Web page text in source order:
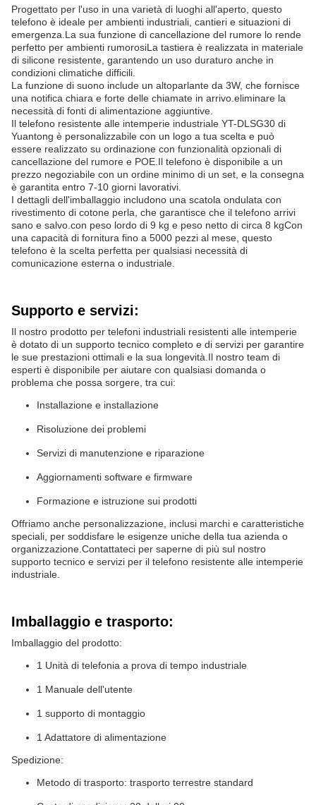
Progettato per l'uso in una varietà di luoghi all'aperto, questo
telefono è ideale per ambienti industriali, cantieri e situazioni di
emergenza.La sua funzione di cancellazione del rumore lo rende
perfetto per ambienti rumorosiLa tastiera è realizzata in materiale
di silicone resistente, garantendo un uso duraturo anche in
condizioni climatiche difficili.
La funzione di suono include un altoparlante da 3W, che fornisce
una notifica chiara e forte delle chiamate in arrivo.eliminare la
necessità di fonti di alimentazione aggiuntive.
Il telefono resistente alle intemperie industriale YT-DLSG30 di
Yuantong è personalizzabile con un logo a tua scelta e può
essere realizzato su ordinazione con funzionalità opzionali di
cancellazione del rumore e POE.Il telefono è disponibile a un
prezzo negoziabile con un ordine minimo di un set, e la consegna
è garantita entro 7-10 giorni lavorativi.
I dettagli dell'imballaggio includono una scatola ondulata con
rivestimento di cotone perla, che garantisce che il telefono arrivi
sano e salvo.con peso lordo di 9 kg e peso netto di circa 8 kgCon
una capacità di fornitura fino a 5000 pezzi al mese, questo
telefono è la scelta perfetta per qualsiasi necessità di
comunicazione esterna o industriale.
Supporto e servizi:
Il nostro prodotto per telefoni industriali resistenti alle intemperie
è dotato di un supporto tecnico completo e di servizi per garantire
le sue prestazioni ottimali e la sua longevità.Il nostro team di
esperti è disponibile per aiutare con qualsiasi domanda o
problema che possa sorgere, tra cui:
Installazione e installazione
Risoluzione dei problemi
Servizi di manutenzione e riparazione
Aggiornamenti software e firmware
Formazione e istruzione sui prodotti
Offriamo anche personalizzazione, inclusi marchi e caratteristiche
speciali, per soddisfare le esigenze uniche della tua azienda o
organizzazione.Contattateci per saperne di più sul nostro
supporto tecnico e servizi per il telefono resistente alle intemperie
industriale.
Imballaggio e trasporto:
Imballaggio del prodotto:
1 Unità di telefonia a prova di tempo industriale
1 Manuale dell'utente
1 supporto di montaggio
1 Adattatore di alimentazione
Spedizione:
Metodo di trasporto: trasporto terrestre standard